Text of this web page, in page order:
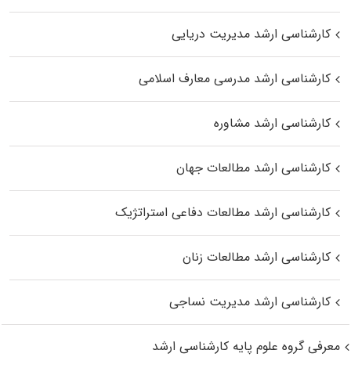
کارشناسی ارشد مدیریت دریایی
کارشناسی ارشد مدرسی معارف اسلامی
کارشناسی ارشد مشاوره
کارشناسی ارشد مطالعات جهان
کارشناسی ارشد مطالعات دفاعی استراتژیک
کارشناسی ارشد مطالعات زنان
کارشناسی ارشد مدیریت نساجی
معرفی گروه علوم پایه کارشناسی ارشد